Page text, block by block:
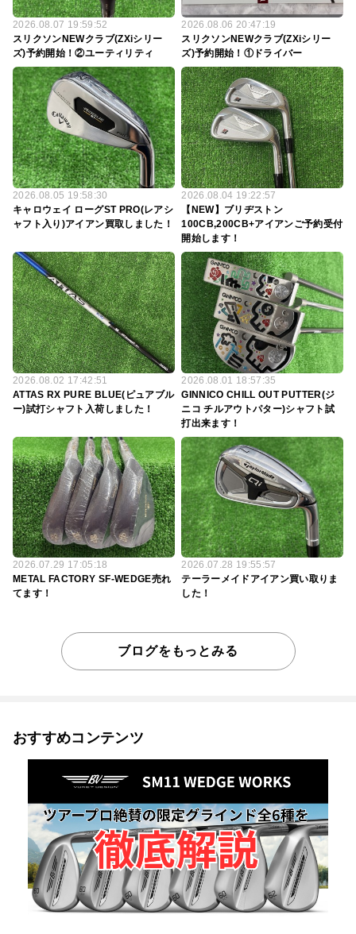
2026.08.07 19:59:52
スリクソンNEWクラブ(ZXiシリー
ズ)予約開始！②ユーティリティ
2026.08.06 20:47:19
スリクソンNEWクラブ(ZXiシリー
ズ)予約開始！①ドライバー
2026.08.05 19:58:30
キャロウェイ ローグST PRO(レアシ
ャフト入り)アイアン買取しました！
2026.08.04 19:22:57
【NEW】ブリヂストン
100CB,200CB+アイアンご予約受付
開始します！
2026.08.02 17:42:51
ATTAS RX PURE BLUE(ピュアブル
ー)試打シャフト入荷しました！
2026.08.01 18:57:35
GINNICO CHILL OUT PUTTER(ジ
ニコ チルアウトパター)シャフト試
打出来ます！
2026.07.29 17:05:18
METAL FACTORY SF-WEDGE売れ
てます！
2026.07.28 19:55:57
テーラーメイドアイアン買い取りま
した！
ブログをもっとみる
おすすめコンテンツ